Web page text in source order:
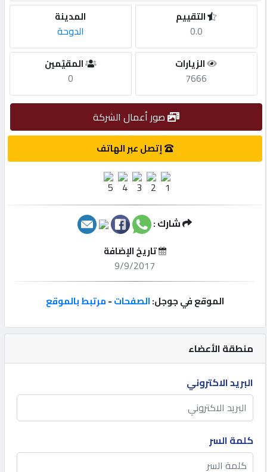
مطلوب
طلب
الاحصائيات
إتصل
إعلانات
المنتدى
كيو
مزاد
منطقة الأعضاء
البريد الاكتروني
كلمة السر
المدينة
الدوحة
التقييم
0.0
المقيّمين
0
الزيارات
7666
صور أعمال الشركة
إتصل عبر الهاتف
شارك :
تاريخ الإضافة
9/9/2017
الموقع في جوجل:الصفحات-مرتبط بالموقع